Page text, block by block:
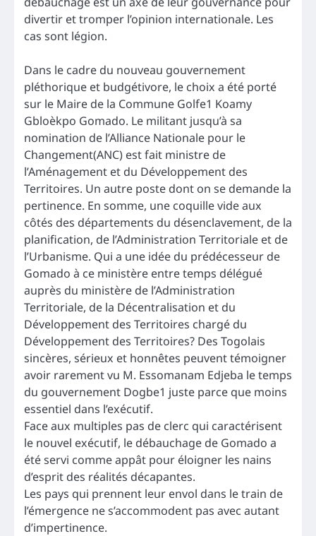
divertir et tromper l’opinion internationale. Les
cas sont légion.
Dans le cadre du nouveau gouvernement
pléthorique et budgétivore, le choix a été porté
sur le Maire de la Commune Golfe1 Koamy
Gbloèkpo Gomado. Le militant jusqu’à sa
nomination de l’Alliance Nationale pour le
Changement(ANC) est fait ministre de
l’Aménagement et du Développement des
Territoires. Un autre poste dont on se demande la
pertinence. En somme, une coquille vide aux
côtés des départements du désenclavement, de la
planification, de l’Administration Territoriale et de
l’Urbanisme. Qui a une idée du prédécesseur de
Gomado à ce ministère entre temps délégué
auprès du ministère de l’Administration
Territoriale, de la Décentralisation et du
Développement des Territoires chargé du
Développement des Territoires? Des Togolais
sincères, sérieux et honnêtes peuvent témoigner
avoir rarement vu M. Essomanam Edjeba le temps
du gouvernement Dogbe1 juste parce que moins
essentiel dans l’exécutif.
Face aux multiples pas de clerc qui caractérisent
le nouvel exécutif, le débauchage de Gomado a
été servi comme appât pour éloigner les nains
d’esprit des réalités décapantes.
Les pays qui prennent leur envol dans le train de
l’émergence ne s’accommodent pas avec autant
d’impertinence.